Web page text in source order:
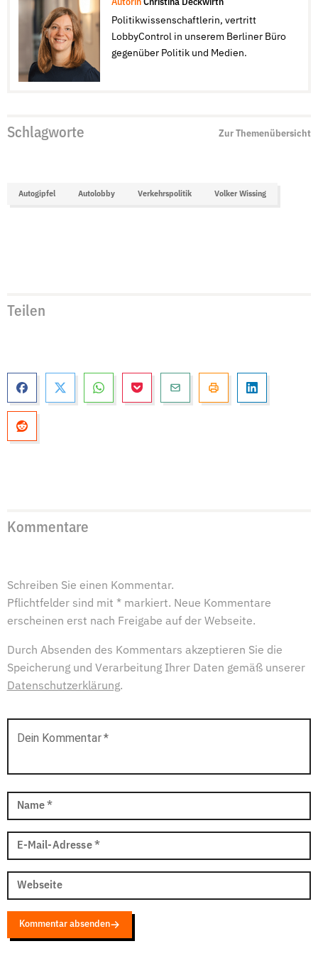
Autorin Christina Deckwirth
Politikwissenschaftlerin, vertritt
LobbyControl in unserem Berliner Büro
gegenüber Politik und Medien.
Schlagworte Zur Themenübersicht
Autogipfel Autolobby Verkehrspolitik Volker Wissing
Teilen
Kommentare
Schreiben Sie einen Kommentar.
Pflichtfelder sind mit * markiert. Neue Kommentare
erscheinen erst nach Freigabe auf der Webseite.
Durch Absenden des Kommentars akzeptieren Sie die
Speicherung und Verarbeitung Ihrer Daten gemäß unserer
Datenschutzerklärung.
Dein Kommentar*
Name *
E-Mail-Adresse *
Webseite
Kommentar absenden